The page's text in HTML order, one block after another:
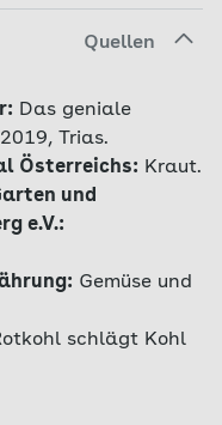
Quellen
Das geniale
Trias.
Österreichs: Kraut.
und
e.V.:
Gemüse und
schlägt Kohl